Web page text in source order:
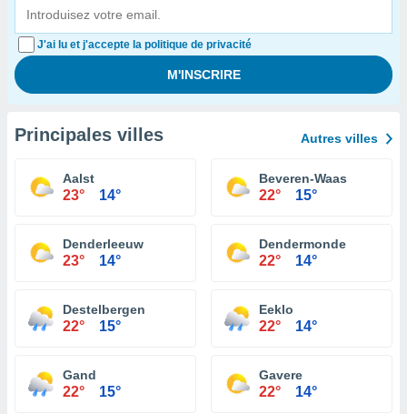
J'ai lu et j'accepte la politique de privacité
Principales villes Autres villes
Aalst
23° 14°
Beveren-Waas
22° 15°
Denderleeuw
23° 14°
Dendermonde
22° 14°
Destelbergen
22° 15°
Eeklo
22° 14°
Gand
22° 15°
Gavere
22° 14°